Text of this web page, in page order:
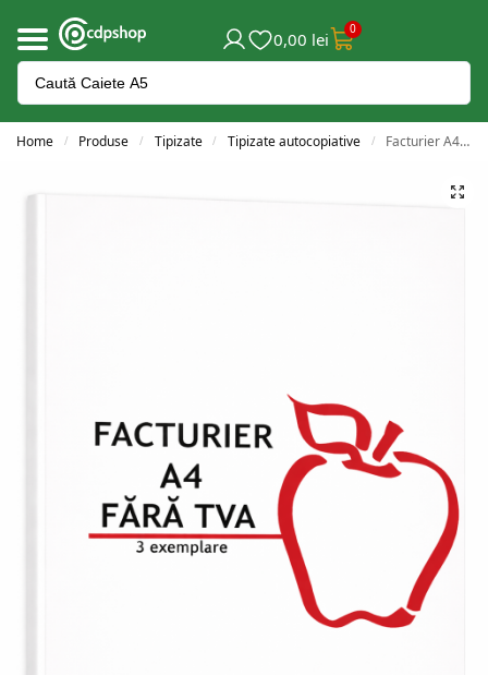
0,00 lei 0
Home / Produse / Tipizate / Tipizate autocopiative / Facturier A4 fără TVA 3 exemplare